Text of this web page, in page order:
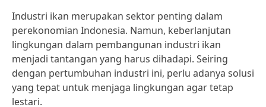
Industri ikan merupakan sektor penting dalam
perekonomian Indonesia. Namun, keberlanjutan
lingkungan dalam pembangunan industri ikan
menjadi tantangan yang harus dihadapi. Seiring
dengan pertumbuhan industri ini, perlu adanya solusi
yang tepat untuk menjaga lingkungan agar tetap
lestari.